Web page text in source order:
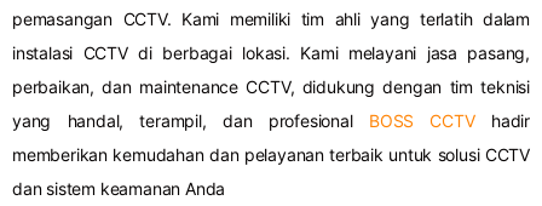
pemasangan CCTV. Kami memiliki tim ahli yang terlatih dalam
instalasi CCTV di berbagai lokasi. Kami melayani jasa pasang,
perbaikan, dan maintenance CCTV, didukung dengan tim teknisi
yang handal, terampil, dan profesional BOSS CCTVhadir
memberikan kemudahan dan pelayanan terbaik untuk solusi CCTV
dan sistem keamanan Anda